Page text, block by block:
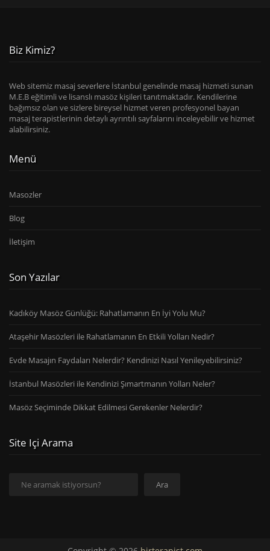
Biz Kimiz?
Web sitemiz masaj severlere İstanbul genelinde masaj hizmeti sunan
M.E.B eğitimli ve lisanslı masöz kişileri tanıtmaktadır. Kendilerine
bağımsız olan ve sizlere bireysel hizmet veren profesyonel bayan
masaj terapistlerinin detaylı ayrıntılı sayfalarını inceleyebilir ve hizmet
alabilirsiniz.
Menü
Masozler
Blog
İletişim
Son Yazılar
Kadıköy Masöz Günlüğü: Rahatlamanın En İyi Yolu Mu?
Ataşehir Masözleri ile Rahatlamanın En Etkili Yolları Nedir?
Evde Masajın Faydaları Nelerdir? Kendinizi Nasıl Yenileyebilirsiniz?
İstanbul Masözleri ile Kendinizi Şımartmanın Yolları Neler?
Masöz Seçiminde Dikkat Edilmesi Gerekenler Nelerdir?
Site Içi Arama
Ara